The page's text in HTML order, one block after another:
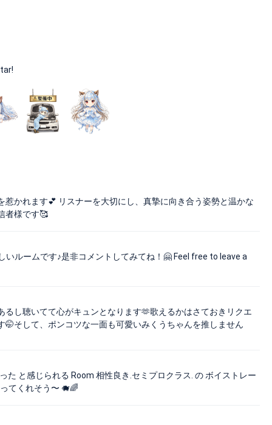
かれます💕 リスナーを大切にし、真摯に向き合う姿勢と温かな
者様です🥰
ルームです♪是非コメントしてみてね！🤗 Feel free to leave a
し聴いてて心がキュンとなります🫶歌えるかはさておきリクエ
そして、ポンコツな一面も可愛いみくうちゃんを推しません
た と感じられる Room 相性良き.セミプロクラス. の ボイストレー
てくれそう〜 🐗🌈